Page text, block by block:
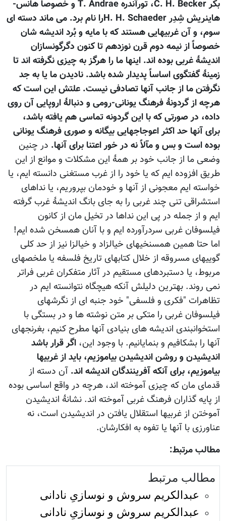
بکر C. H. Becker، تورآندره T. Andrae و خصوصاً هانس-
هاینریش شِدِر H. H. Schaederرا نام برد. می ماند دسته ای
سوم، و آن غربیهایی هستند که با مایه و بُرد اندیشه شان
خصوصاً از نیمه دوم قرن نوزدهم تا کنون دگرگونسازان
اندیشۀ غربی بوده اند. اینها ما را هرگز به چیزی نگرفته اند تا
زمینۀ گفتگوی اساساً پدیدار شده باشد. نادیدن ما یا به جد
نگرفتن ما از جانب آنها تصادفی نیست. علتش این است که
هرچه از گردونۀ فرهنگ یونانی-رومی و دنبالۀ اروپایی آن روی
داده، در صورتی که با این گردونه تماسی هم یافته باشد،
برای آنها حد اکثر اعوجاجهایی بیگانه و صوری فرهنگ یونانی
بوده است و بس و مآلاً نه در خور اعتنا برای آنها. در چنین
وضعی ما از جانب خود بر همۀ این مشکلات و موانع از این
طریق افزوده ایم که یا خود را از غرب مستغنی دانسته ایم، یا
خواسته ایم معجونی از آنها و خودمان بپروریم، یا نداهای
استشراقی تنی چند غربی را به جای بانگ اندیشۀ غرب گرفته
ایم و از جمله در پی این نداها در تخیل مان از کانون
فیلسوفان غربی سردرآورده ایم و با آنان همسخن شده ایم!
اما حتا همین همسنخیهای خیالزاد و خیالزا نیز از حد کلی
گوییهای مسروقه از خلال کتابهای تاریخ فلسفه یا ملخصهای
مربوط، یا دستبردهای مستقیم در آثار متفکران غربی فراتر
نمی روند. بهترین دلیلش آنکه هیچگاه نتوانسته ایم در
تظاهرات "فکری و فلسفی" خود جنبه ای از نگرشهای
فیلسوفان غربی را متکی بر متن نوشته ها و در بستگی با
استخوانبندی اندیشه های بنیادی آنها مطرح کنیم، بغرنجهای
آنها را بشکافیم و بنمایانیم. با وجود این، اگر قرار باشد
اندیشیدن و روشن اندیشیدن بیاموزیم، باید از غربیها
بیاموزیم، برای آنکه آفرینندگان اندیشه اند. آن دسته از
قدمای مان که چیزی آموخته اند، هرچه در واقع اساسی بوده
از پایه گذاران فرهنگ غربی آموخته اند. نشانۀ اندیشیدن
آموختن از غربیها استقلال یافتن در اندیشیدن است، نه
عناورزی با آنها یا تفوه به افکارشان.
مطالب مرتبط:
مطالب مرتبط
عبدالکریم سروش و نوسازیِ نادانی
عبدالکریم سروش و نوسازیِ نادانی